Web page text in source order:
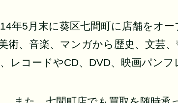
年5月末に葵区七間町に店舗をオー
術、音楽、マンガから歴史、文芸
レコードやCD、DVD、映画パンフ